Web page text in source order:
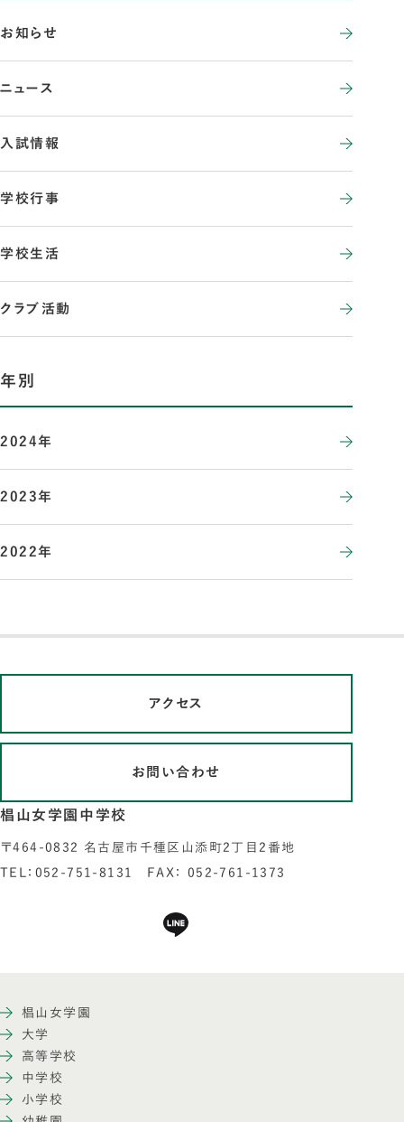
お知らせ
ニュース
入試情報
学校行事
学校生活
クラブ活動
年別
2024年
2023年
2022年
アクセス
お問い合わせ
椙山女学園中学校
〒464-0832 名古屋市千種区山添町2丁目2番地
TEL：052-751-8131 FAX： 052-761-1373
椙山女学園
大学
高等学校
中学校
小学校